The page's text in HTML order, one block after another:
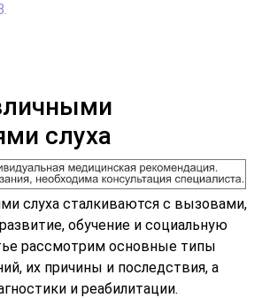
слуха
слуха сталкиваются с вызовами,
обучение и социальную
рассмотрим основные типы
их причины и последствия, а
и реабилитации.